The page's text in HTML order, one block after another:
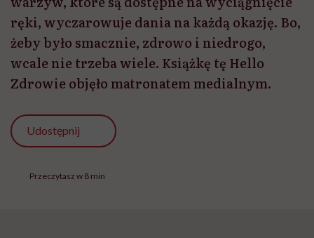
ręki, wyczarowuje dania na każdą okazję. Bo,
żeby było smacznie, zdrowo i niedrogo,
wcale nie trzeba wiele. Książkę tę Hello
Zdrowie objęło matronatem medialnym.
Udostępnij
Przeczytasz w 8 min